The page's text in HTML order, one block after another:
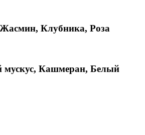
Клубника, Роза
мускус, Кашмеран, Белый